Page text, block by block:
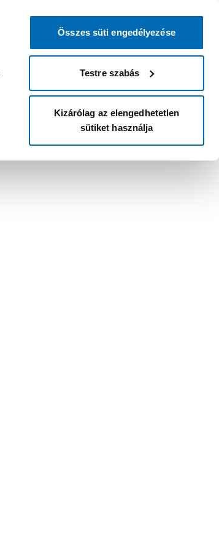
Összes süti engedélyezése
Testre szabás
Kizárólag az elengedhetetlen
sütiket használja